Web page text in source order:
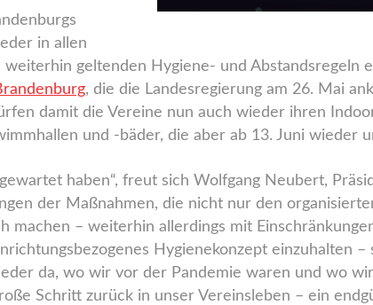
in allen
geltenden Hygiene- und Abstandsregeln
, die die Landesregierung am 26. Mai
damit die Vereine nun auch wieder ihren
und -bäder, die aber ab 13. Juni wieder
haben“, freut sich Wolfgang Neubert,
der Maßnahmen, die nicht nur den
machen – weiterhin allerdings mit
Hygienekonzept einzuhalten
da, wo wir vor der Pandemie waren und wo
Schritt zurück in unser Vereinsleben – ein